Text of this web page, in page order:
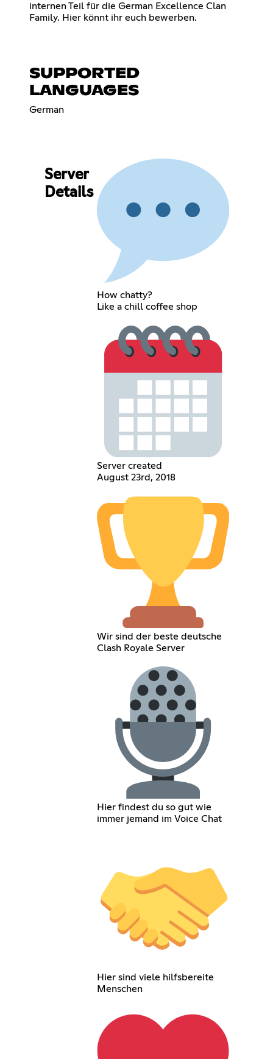
internen Teil für die German Excellence Clan
Family. Hier könnt ihr euch bewerben.
SUPPORTED
LANGUAGES
German
Server
Details
How chatty?
Like a chill coffee shop
Server created
August 23rd, 2018
Wir sind der beste deutsche
Clash Royale Server
Hier findest du so gut wie
immer jemand im Voice Chat
Hier sind viele hilfsbereite
Menschen